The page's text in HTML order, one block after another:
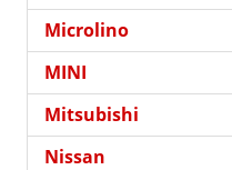
Microlino
MINI
Mitsubishi
Nissan